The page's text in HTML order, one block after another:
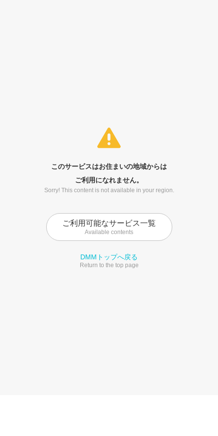
このサービスはお住まいの地域からは
ご利用になれません。
Sorry! This content is not available in your region.
ご利用可能なサービス一覧
Available contents
DMMトップへ戻る
Return to the top page